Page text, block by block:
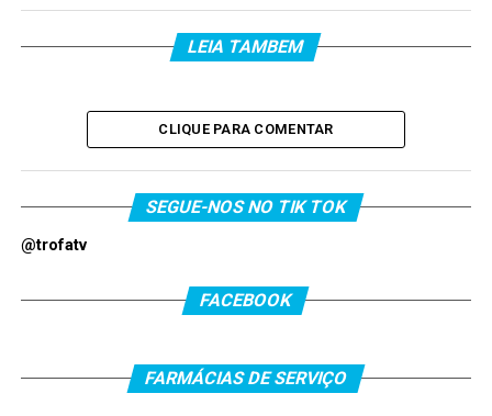
LEIA TAMBEM
CLIQUE PARA COMENTAR
SEGUE-NOS NO TIK TOK
@trofatv
FACEBOOK
FARMÁCIAS DE SERVIÇO